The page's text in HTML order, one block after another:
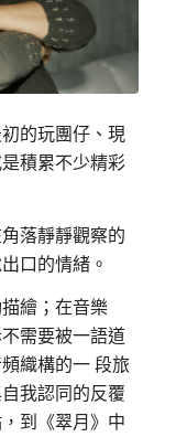
的玩團仔、現
積累不少精彩
落靜靜觀察的
口的情緒。
繪；在音樂
需要被一語道
織構的一 段旅
我認同的反覆
到《翠月》中